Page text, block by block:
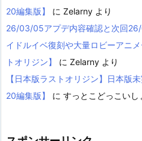
20編集版】
に Zelarny より
26/03/05アプデ内容確認と次回
イドルイベ復刻や大量ロビーアニ
トオリジン】
に Zelarny より
【日本版ラストオリジン】日本版
20編集版】
に すっとこどっこいし